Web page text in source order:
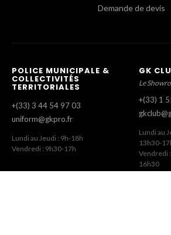
Demande de devis
POLICE MUNICIPALE &
COLLECTIVITÉS
TERRITORIALES
+(33) 3 44 54 97 03
uniform@gkpro.fr
Lundi au Jeudi : 9h-18h
Vendredi : 9h30-17h
GK
Le
+(33) 1
Lundi au
13h30-
Vendredi
16h30